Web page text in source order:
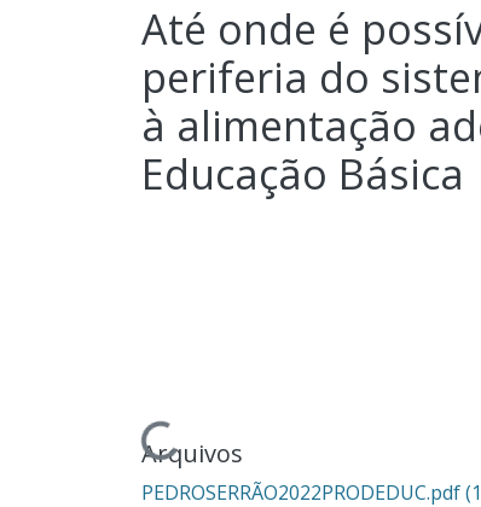
Até onde é
periferia do
à alimentação
Educação Básica
Carregando...Arquivos
PEDROSERRÃO2022PRODEDUC.pdf